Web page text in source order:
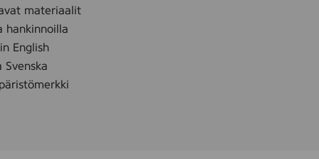
materiaalit
hankinnoilla
English
Svenska